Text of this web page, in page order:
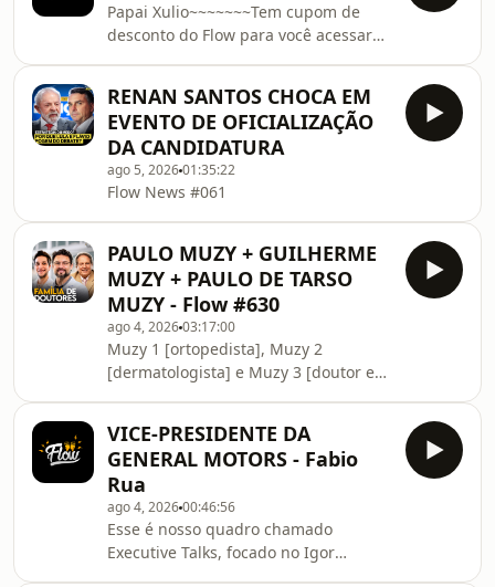
Papai Xulio~~~~~~~Tem cupom de
desconto do Flow para você acessar
desconto!https://www.oqvestir.com.br/no-
flow?
RENAN SANTOS CHOCA EM
EVENTO DE OFICIALIZAÇÃO
DA CANDIDATURA
ago 5, 202601:35:22
Flow News #061
PAULO MUZY + GUILHERME
MUZY + PAULO DE TARSO
MUZY - Flow #630
ago 4, 202603:17:00
Muzy 1 [ortopedista], Muzy 2
[dermatologista] e Muzy 3 [doutor em
VICE-PRESIDENTE DA
GENERAL MOTORS - Fabio
Rua
ago 4, 202600:46:56
Esse é nosso quadro chamado
Executive Talks, focado no Igor